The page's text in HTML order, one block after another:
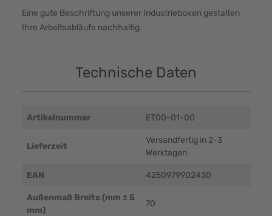
Eine gute Beschriftung unserer Industrieboxen gestalten
Ihre Arbeitsabläufe nachhaltig.
Technische Daten
Artikelnummer ET00-01-00
Lieferzeit
Versandfertig in 2-3
Werktagen
EAN 4250979902430
Außenmaß Breite (mm ± 5
mm)
70